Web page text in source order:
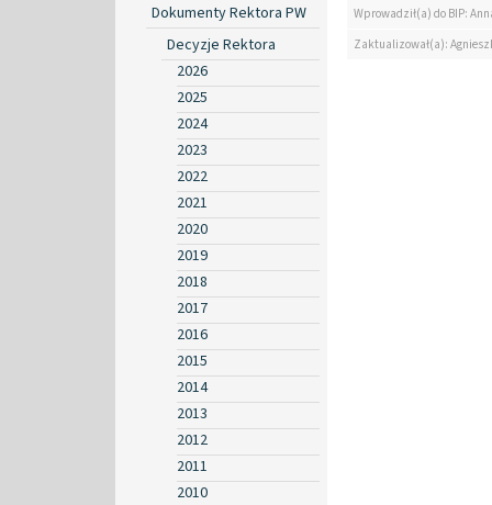
Dokumenty Rektora PW
Decyzje Rektora
2026
2025
2024
2023
2022
2021
2020
2019
2018
2017
2016
2015
2014
2013
2012
2011
2010
Wprowadził(a) do BIP:
Zaktualizował(a):